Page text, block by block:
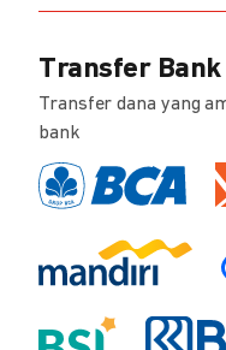
Transfer
Transfer dana yang
bank